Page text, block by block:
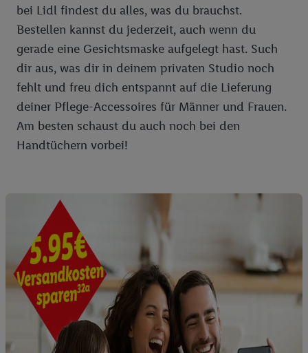
bei Lidl findest du alles, was du brauchst.
Bestellen kannst du jederzeit, auch wenn du
gerade eine Gesichtsmaske aufgelegt hast. Such
dir aus, was dir in deinem privaten Studio noch
fehlt und freu dich entspannt auf die Lieferung
deiner Pflege-Accessoires für Männer und Frauen.
Am besten schaust du auch noch bei den
Handtüchern vorbei!